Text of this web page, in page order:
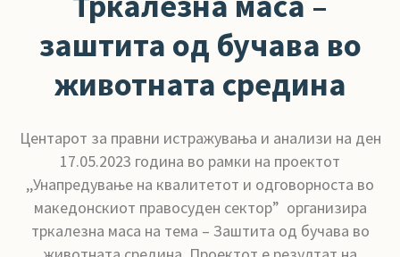
заштита од бучава во
животната средина
Центарот за правни истражувања и анализи на ден
17.05.2023 година во рамки на проектот
,,Унапредување на квалитетот и одговорноста во
македонскиот правосуден сектор” организира
тркалезна маса на тема – Заштита од бучава во